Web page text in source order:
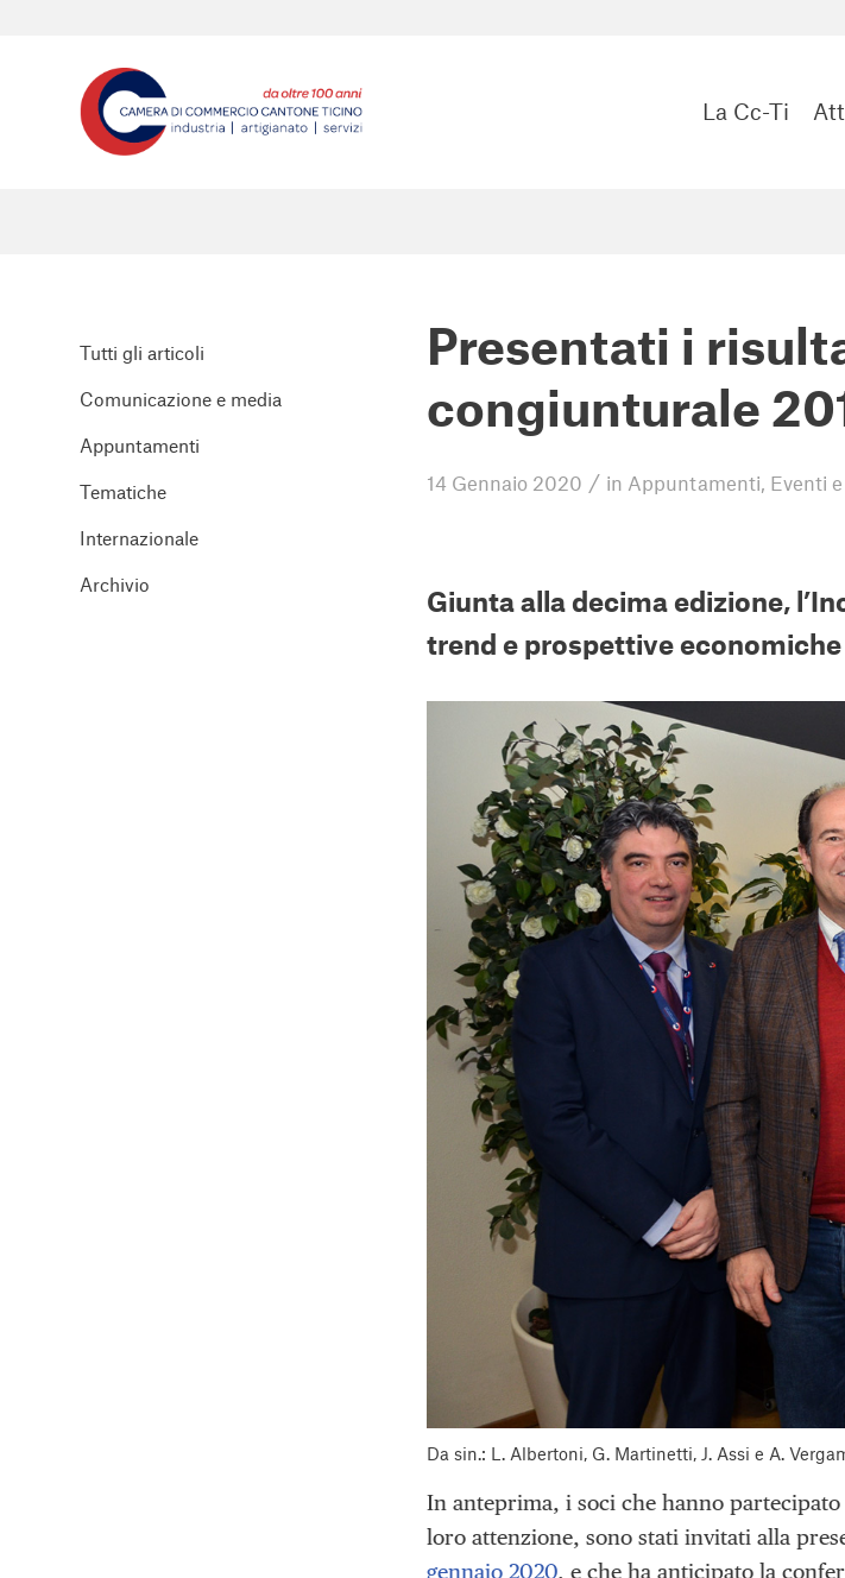
La Cc-Ti
Presentati i
congiunturale
14 Gennaio 2020 / in Appuntamenti, Eventi
Giunta alla decima edizione,
trend e prospettive
Da sin.: L. Albertoni, G. Martinetti, J. Assi e A.
In anteprima, i soci che hanno
loro attenzione, sono stati invitati alla
gennaio 2020, e che ha anticipato la
Tutti gli articoli
Comunicazione e media
Appuntamenti
Tematiche
Internazionale
Archivio